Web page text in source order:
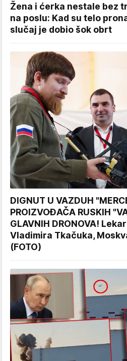
Žena i ćerka nestale bez
na poslu: Kad su telo
slučaj je dobio šok obrt
DIGNUT U VAZDUH
PROIZVOĐAČA RUSKIH
GLAVNIH DRONOVA!
Vladimira Tkačuka,
(FOTO)